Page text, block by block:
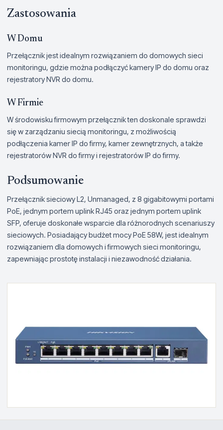
Zastosowania
W Domu
Przełącznik jest idealnym rozwiązaniem do domowych sieci
monitoringu, gdzie można podłączyć kamery IP do domu oraz
rejestratory NVR do domu.
W Firmie
W środowisku firmowym przełącznik ten doskonale sprawdzi
się w zarządzaniu siecią monitoringu, z możliwością
podłączenia kamer IP do firmy, kamer zewnętrznych, a także
rejestratorów NVR do firmy i rejestratorów IP do firmy.
Podsumowanie
Przełącznik sieciowy L2, Unmanaged, z 8 gigabitowymi portami
PoE, jednym portem uplink RJ45 oraz jednym portem uplink
SFP, oferuje doskonałe wsparcie dla różnorodnych scenariuszy
sieciowych. Posiadający budżet mocy PoE 58W, jest idealnym
rozwiązaniem dla domowych i firmowych sieci monitoringu,
zapewniając prostotę instalacji i niezawodność działania.